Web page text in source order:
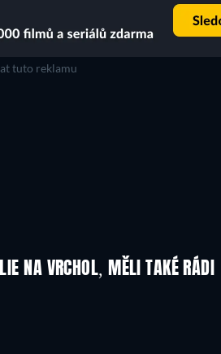
tuto reklamu
NA VRCHOL, MĚLI TAKÉ RÁDI